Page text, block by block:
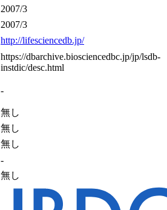
2007/3
2007/3
http://lifesciencedb.jp/
https://dbarchive.biosciencedbc.jp/jp/lsdb-
instdic/desc.html
-
無し
無し
無し
-
無し